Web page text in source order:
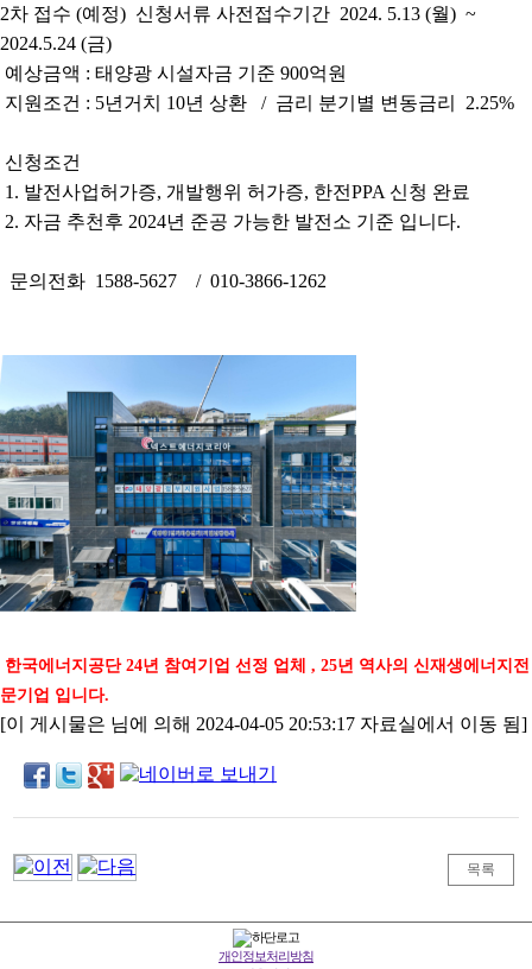
2차 접수 (예정) 신청서류 사전접수기간 2024. 5.13 (월) ~
2024.5.24 (금)
예상금액 : 태양광 시설자금 기준 900억원
지원조건 : 5년거치 10년 상환 / 금리 분기별 변동금리 2.25%
신청조건
1. 발전사업허가증, 개발행위 허가증, 한전PPA 신청 완료
2. 자금 추천후 2024년 준공 가능한 발전소 기준 입니다.
문의전화 1588-5627 / 010-3866-1262
한국에너지공단 24년 참여기업 선정 업체 , 25년 역사의 신재생에너지전
문기업 입니다.
[이 게시물은 님에 의해 2024-04-05 20:53:17 자료실에서 이동 됨]
목록
개인정보처리방침